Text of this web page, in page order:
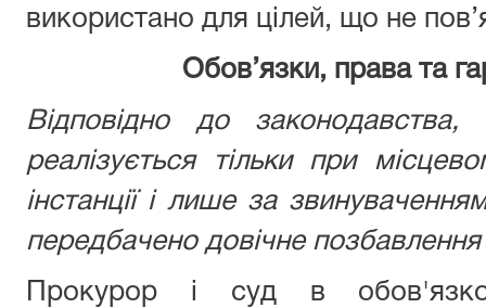
використано для цілей, що не
Обов’язки, права та
Відповідно до
реалізується тільки при
інстанції і лише за
передбачено довічне позбавлення
Прокурор і суд в